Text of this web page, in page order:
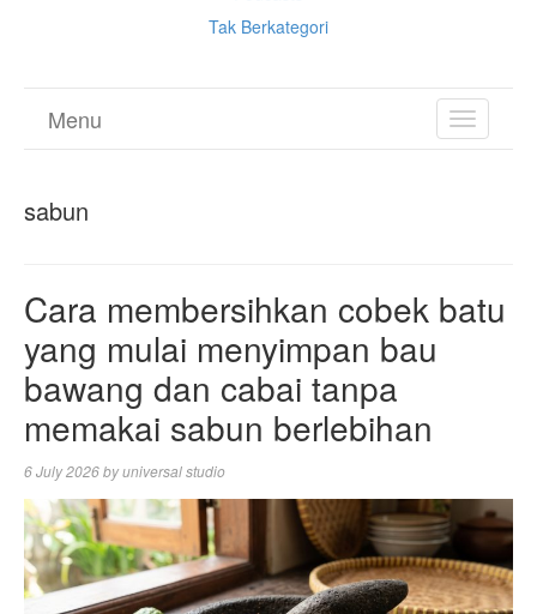
Tak Berkategori
TOGGLE
Menu
sabun
Cara membersihkan cobek batu
yang mulai menyimpan bau
bawang dan cabai tanpa
memakai sabun berlebihan
6 July 2026byuniversal studio